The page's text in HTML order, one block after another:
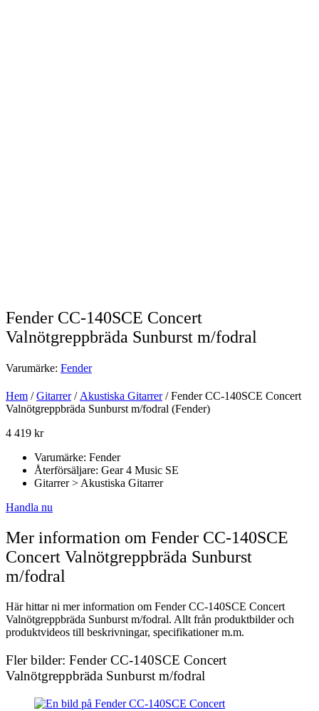
Fender CC-140SCE Concert
Valnötgreppbräda Sunburst m/fodral
Varumärke: Fender
Hem /Gitarrer/Akustiska Gitarrer/ Fender CC-140SCE Concert
Valnötgreppbräda Sunburst m/fodral (Fender)
4 419 kr
Varumärke: Fender
Återförsäljare: Gear 4 Music SE
Gitarrer > Akustiska Gitarrer
Handla nu
Mer information om Fender CC-140SCE
Concert Valnötgreppbräda Sunburst
m/fodral
Här hittar ni mer information om Fender CC-140SCE Concert
Valnötgreppbräda Sunburst m/fodral. Allt från produktbilder och
produktvideos till beskrivningar, specifikationer m.m.
Fler bilder: Fender CC-140SCE Concert
Valnötgreppbräda Sunburst m/fodral